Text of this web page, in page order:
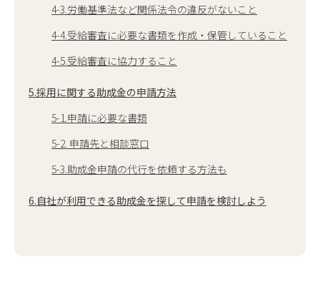
4-3.労働基準法など関係法令の違反がないこと
4-4.受給審査に必要な書類を作成・保管していること
4-5.受給審査に協力すること
5.採用に関する助成金の申請方法
5-1.申請に必要な書類
5-2. 申請先と相談窓口
5-3.助成金申請の代行を依頼する方法も
6.自社が利用できる助成金を探して申請を検討しよう